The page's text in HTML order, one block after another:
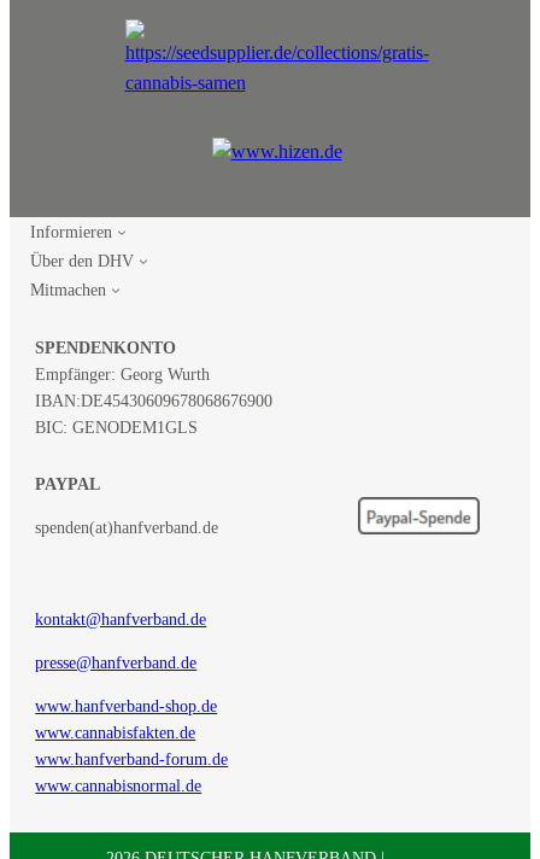
Informieren
Über den DHV
Mitmachen
SPENDENKONTO
Empfänger: Georg Wurth
IBAN:DE45430609678068676900
BIC: GENODEM1GLS
PAYPAL
spenden(at)hanfverband.de
kontakt@hanfverband.de
presse@hanfverband.de
www.hanfverband-shop.de
www.cannabisfakten.de
www.hanfverband-forum.de
www.cannabisnormal.de